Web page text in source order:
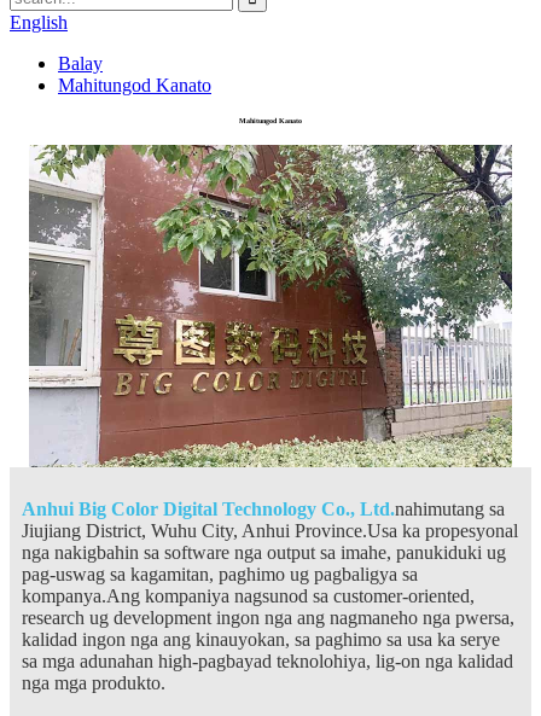
English
Balay
Mahitungod Kanato
Mahitungod Kanato
Anhui Big Color Digital Technology Co., Ltd.nahimutang sa
Jiujiang District, Wuhu City, Anhui Province.Usa ka propesyonal
nga nakigbahin sa software nga output sa imahe, panukiduki ug
pag-uswag sa kagamitan, paghimo ug pagbaligya sa
kompanya.Ang kompaniya nagsunod sa customer-oriented,
research ug development ingon nga ang nagmaneho nga pwersa,
kalidad ingon nga ang kinauyokan, sa paghimo sa usa ka serye
sa mga adunahan high-pagbayad teknolohiya, lig-on nga kalidad
nga mga produkto.